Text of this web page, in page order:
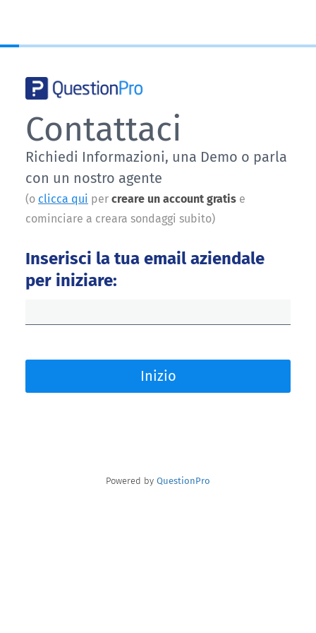
Contattaci
Richiedi Informazioni, una Demo o parla
con un nostro agente
(o clicca qui per creare un account gratis e
cominciare a creara sondaggi subito)
Inserisci la tua email aziendale
per iniziare:
Inizio
Powered by QuestionPro